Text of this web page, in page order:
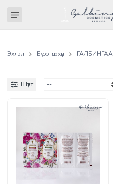
Эхлэл Бүтээгдэхүүн ГАЛБИНГАА
Шүүлт